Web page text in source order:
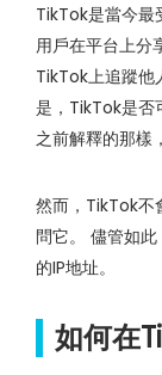
TikTok是當今最
用戶在平台上分
TikTok上追蹤他
是，TikTok是否
之前解釋的那樣
然而，TikTok不
問它。 儘管如
的IP地址。
如何在